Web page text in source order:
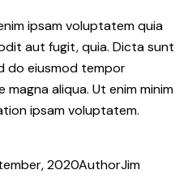
ipsam voluptatem quia
aut fugit, quia. Dicta sunt
do eiusmod tempor
aliqua. Ut enim minim
ipsam voluptatem.
2020AuthorJim